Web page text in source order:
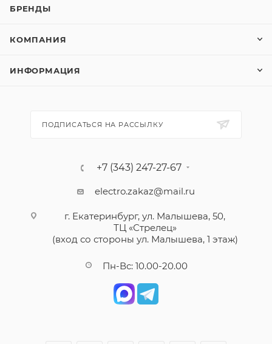
БРЕНДЫ
КОМПАНИЯ
ИНФОРМАЦИЯ
ПОДПИСАТЬСЯ НА РАССЫЛКУ
+7 (343) 247-27-67
electro.zakaz@mail.ru
г. Екатеринбург, ул. Малышева, 50,
ТЦ «Стрелец»
(вход со стороны ул. Малышева, 1 этаж)
Пн-Вс: 10.00-20.00